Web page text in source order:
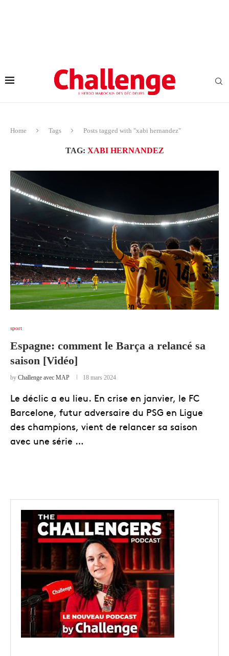
Home Tags Posts tagged with "xabi hernandez"
TAG: XABI HERNANDEZ
sport
Espagne: comment le Barça a relancé sa
saison [Vidéo]
by Challenge avec MAP 18 mars 2024
Le déclic a eu lieu. En crise en janvier, le FC
Barcelone, futur adversaire du PSG en Ligue
des champions, vient de relancer sa saison
avec une série …